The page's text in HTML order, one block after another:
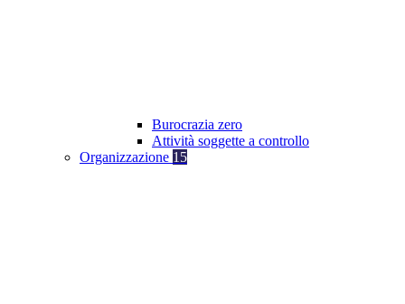
Burocrazia zero
Attività soggette a controllo
Organizzazione 15